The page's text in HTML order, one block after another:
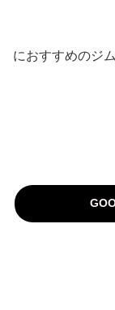
におすすめのジム